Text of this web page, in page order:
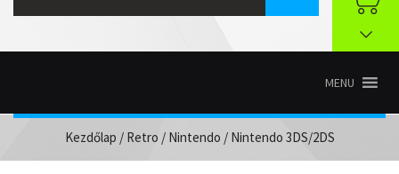
MENU
Kezdőlap / Retro / Nintendo / Nintendo 3DS/2DS